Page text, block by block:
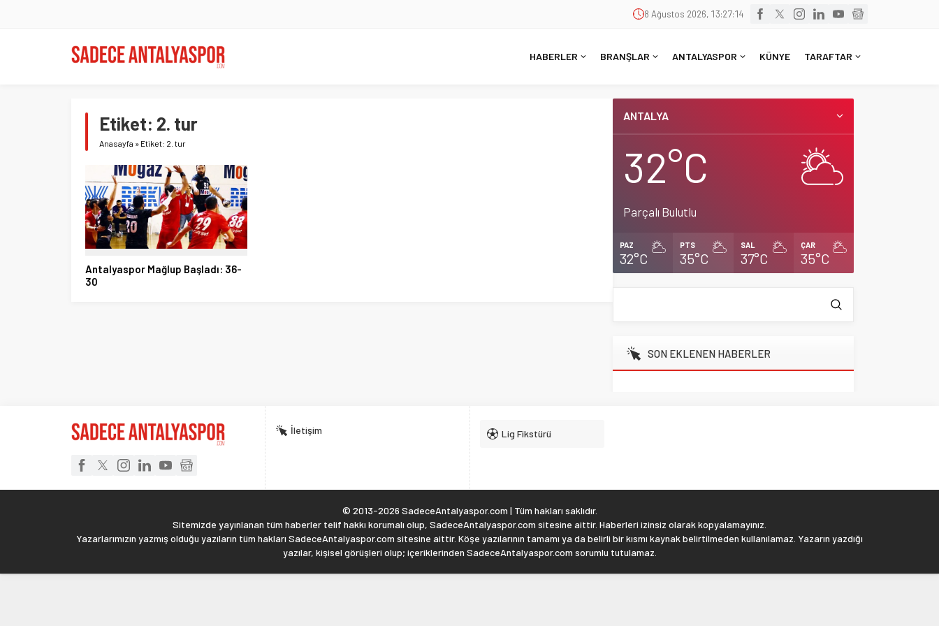
8 Ağustos 2026, 13:27:15
HABERLER BRANŞLAR ANTALYASPOR KÜNYE TARAFTAR
Etiket: 2. tur
Anasayfa » Etiket: 2. tur
Antalyaspor Mağlup Başladı: 36-
30
ANTALYA
32°C
Parçalı Bulutlu
PAZ
32°C
PTS
35°C
SAL
37°C
ÇAR
35°C
SON EKLENEN HABERLER
İletişim Lig Fikstürü
© 2013-2026 SadeceAntalyaspor.com | Tüm hakları saklıdır.
Sitemizde yayınlanan tüm haberler telif hakkı korumalı olup, SadeceAntalyaspor.com sitesine aittir. Haberleri izinsiz olarak kopyalamayınız.
Yazarlarımızın yazmış olduğu yazıların tüm hakları SadeceAntalyaspor.com sitesine aittir. Köşe yazılarının tamamı ya da belirli bir kısmı kaynak belirtilmeden kullanılamaz. Yazarın yazdığı
yazılar, kişisel görüşleri olup; içeriklerinden SadeceAntalyaspor.com sorumlu tutulamaz.